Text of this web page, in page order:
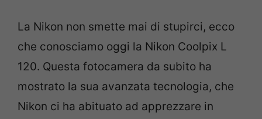
La Nikon non smette mai di stupirci, ecco
che conosciamo oggi la Nikon Coolpix L
120. Questa fotocamera da subito ha
mostrato la sua avanzata tecnologia, che
Nikon ci ha abituato ad apprezzare in